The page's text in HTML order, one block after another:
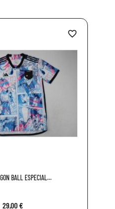
BALL ESPECIAL...
29,00 €
favorite_border